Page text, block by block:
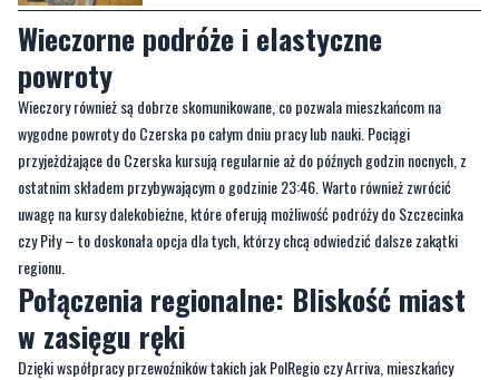
Wieczory również są dobrze skomunikowane, co pozwala mieszkańcom na
wygodne powroty do Czerska po całym dniu pracy lub nauki. Pociągi
przyjeżdżające do Czerska kursują regularnie aż do późnych godzin nocnych, z
ostatnim składem przybywającym o godzinie 23:46. Warto również zwrócić
uwagę na kursy dalekobieżne, które oferują możliwość podróży do Szczecinka
czy Piły – to doskonała opcja dla tych, którzy chcą odwiedzić dalsze zakątki
regionu.
Połączenia regionalne: Bliskość miast
w zasięgu ręki
Dzięki współpracy przewoźników takich jak PolRegio czy Arriva, mieszkańcy
Czerska mogą cieszyć się dogodnymi połączeniami regionalnymi. Linie do
Chojnic, Tczewa czy Laskowic Pomorskich umożliwiają szybkie przemieszczanie
się w obrębie województwa pomorskiego, a także w kierunku kujawsko-